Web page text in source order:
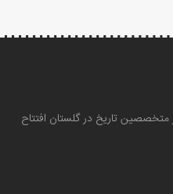
تاریخ در گلستان افتتاح